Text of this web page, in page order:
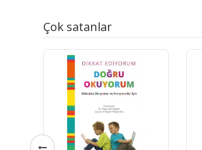
Çok satanlar